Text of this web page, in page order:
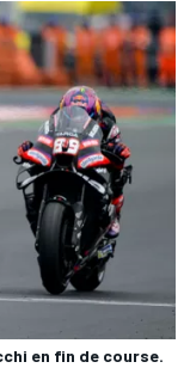
en fin de course.